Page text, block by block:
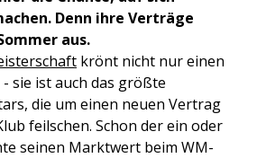
Denn ihre Verträge
aus.
krönt nicht nur einen
sie ist auch das größte
die um einen neuen Vertrag
feilschen. Schon der ein oder
seinen Marktwert beim WM-